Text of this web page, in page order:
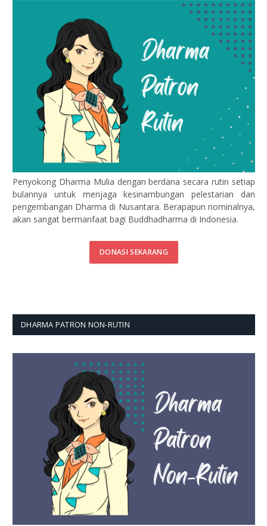
Penyokong Dharma Mulia dengan berdana secara rutin setiap
bulannya untuk menjaga kesinambungan pelestarian dan
pengembangan Dharma di Nusantara. Berapapun nominalnya,
akan sangat bermanfaat bagi Buddhadharma di Indonesia.
DONASI SEKARANG
DHARMA PATRON NON-RUTIN